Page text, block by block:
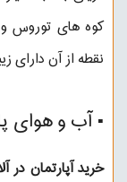
کوه های توروس و
نقطه از آن دارای
▪︎ ️آب و هوای
خرید آپارتمان در